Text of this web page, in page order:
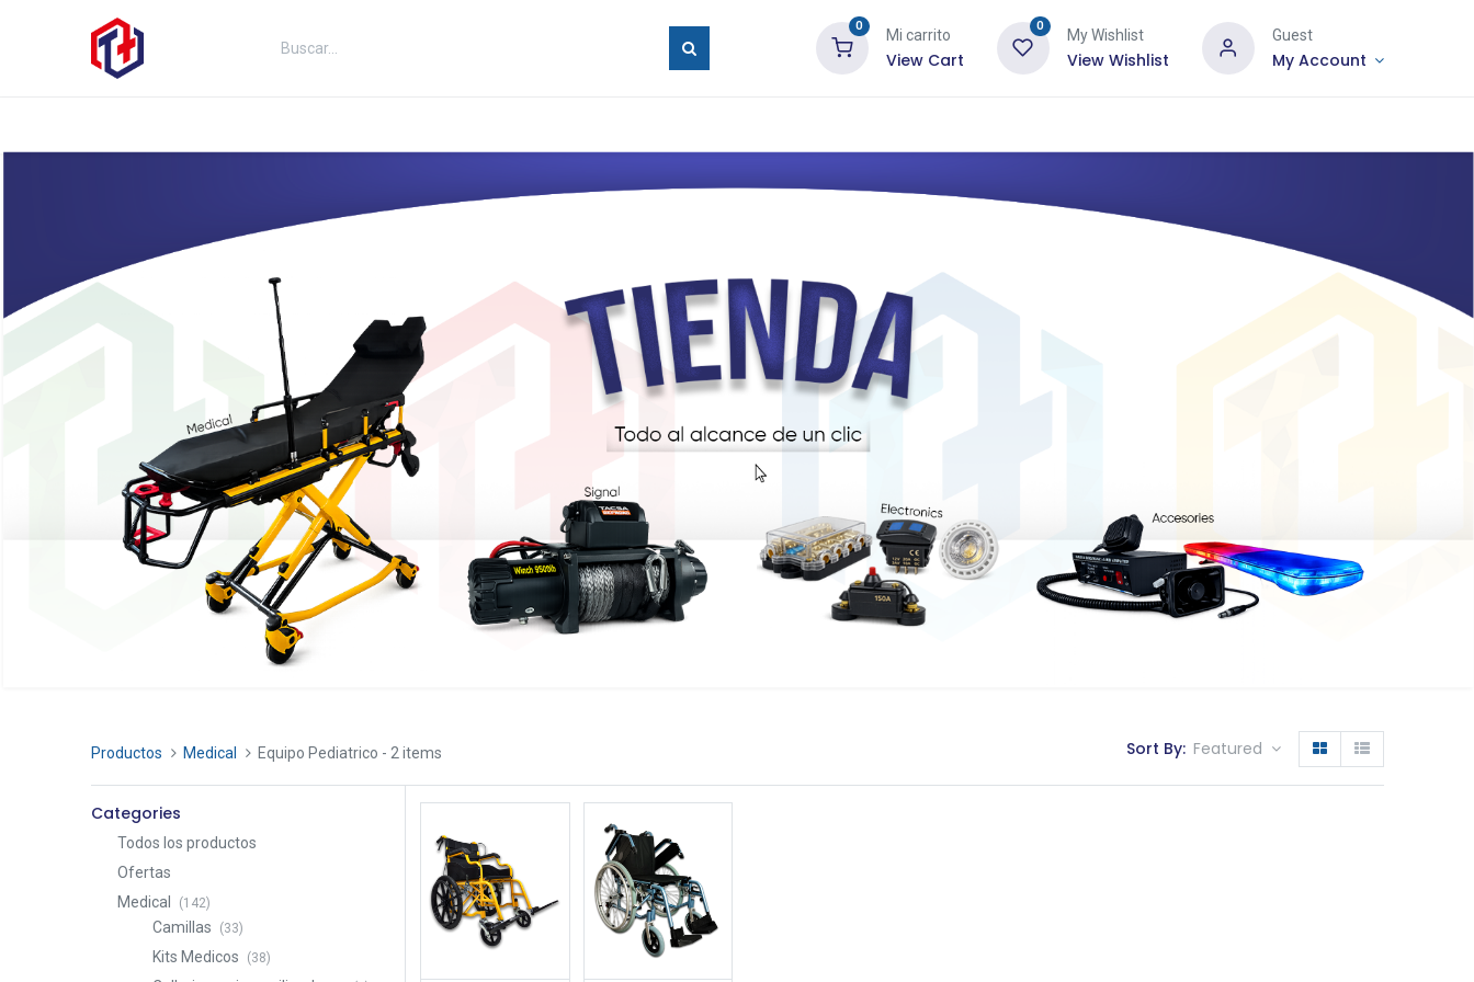
0
Mi carrito
View Cart
0
My Wishlist
View Wishlist
Guest
My Account
Productos Medical Equipo Pediatrico - 2 items Sort By: Featured
Categories
Todos los productos
Ofertas
Medical
(142)
Camillas (33)
Kits Medicos (38)